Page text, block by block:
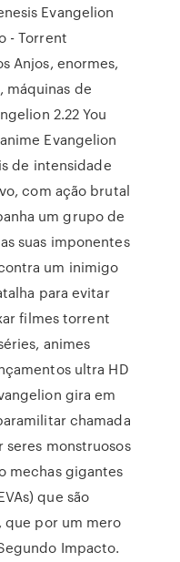
Evangelion
- Torrent
Anjos, enormes,
máquinas de
2.22 You
Evangelion
de intensidade
com ação brutal
um grupo de
suas imponentes
um inimigo
para evitar
filmes torrent
animes
ultra HD
gira em
chamada
seres monstruosos
mechas gigantes
que são
que por um mero
Impacto.